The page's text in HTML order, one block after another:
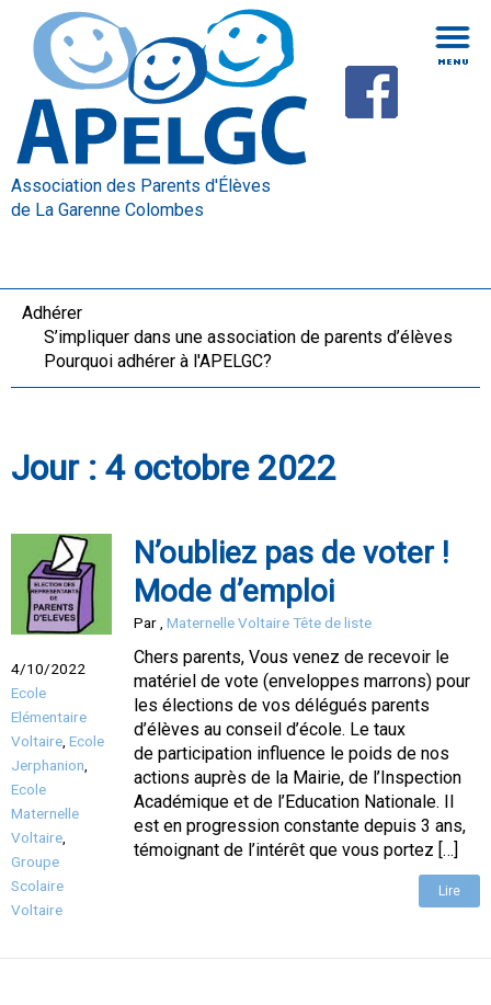
Association des Parents d'Élèves
de La Garenne Colombes
Adhérer
S’impliquer dans une association de parents d’élèves
Pourquoi adhérer à l'APELGC?
Jour : 4 octobre 2022
4/10/2022
Ecole
Elémentaire
Voltaire Ecole
Jerphanion
Ecole
Maternelle
Voltaire
Groupe
Scolaire
Voltaire
N’oubliez pas de voter !
Mode d’emploi
Par Maternelle Voltaire Tête de liste
Chers parents, Vous venez de recevoir le
matériel de vote (enveloppes marrons) pour
les élections de vos délégués parents
d’élèves au conseil d’école. Le taux
de participation influence le poids de nos
actions auprès de la Mairie, de l’Inspection
Académique et de l’Education Nationale. Il
est en progression constante depuis 3 ans,
témoignant de l’intérêt que vous portez […]
Lire